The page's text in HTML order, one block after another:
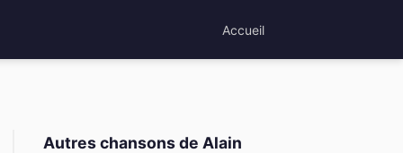
Accueil
Autres chansons de Alain